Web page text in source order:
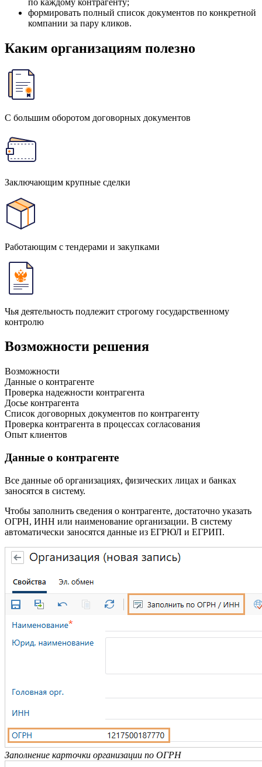
формировать полный список документов по конкретной
компании за пару кликов.
Каким организациям полезно
С большим оборотом договорных документов
Заключающим крупные сделки
Работающим с тендерами и закупками
Чья деятельность подлежит строгому государственному
контролю
Возможности решения
Возможности
Данные о контрагенте
Проверка надежности контрагента
Досье контрагента
Список договорных документов по контрагенту
Проверка контрагента в процессах согласования
Опыт клиентов
Данные о контрагенте
Все данные об организациях, физических лицах и банках
заносятся в систему.
Чтобы заполнить сведения о контрагенте, достаточно указать
ОГРН, ИНН или наименование организации. В систему
автоматически заносятся данные из ЕГРЮЛ и ЕГРИП.
Заполнение карточки организации по ОГРН